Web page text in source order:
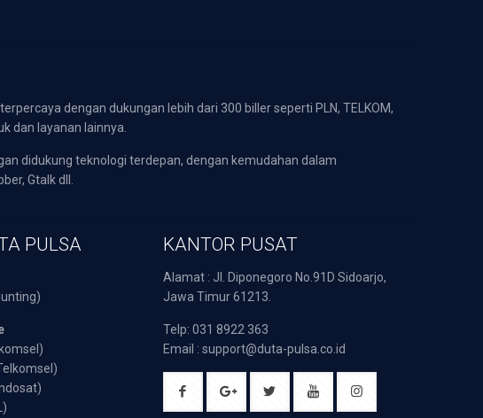
dengan dukungan lebih dari 300 biller seperti PLN, TELKOM,
dan layanan lainnya.
didukung teknologi terdepan, dengan kemudahan dalam
Gtalk dll.
PULSA KANTOR PUSAT
Alamat : Jl. Diponegoro No.91D Sidoarjo,
Jawa Timur 61213.
Telp: 031 8922 363
Email : support@duta-pulsa.co.id